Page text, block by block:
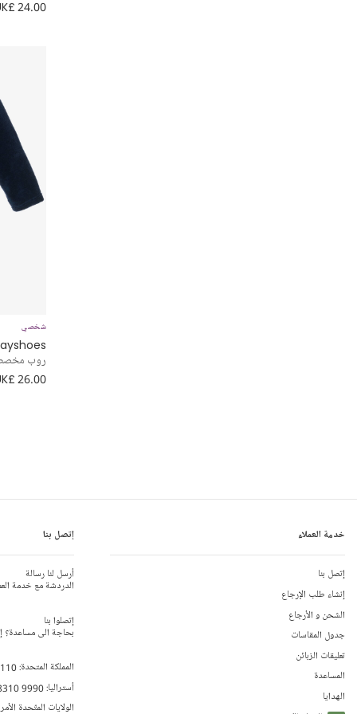
24.00
شخصي
روب
26.00
خدمة العملاء
إتصل بنا
إنشاء طلب الإرجاع
الشحن و الأرجاع
جدول المقاسات
تعليقات الزبائن
المساعدة
الهدايا
إتصل بنا
أرسل لنا رسالة
الدردشة مع خدمة
إتصلوا بنا
بحاجة الى مساعدة؟
المملكة المتحدة:
أستراليا:9990
الولايات المتّحدة